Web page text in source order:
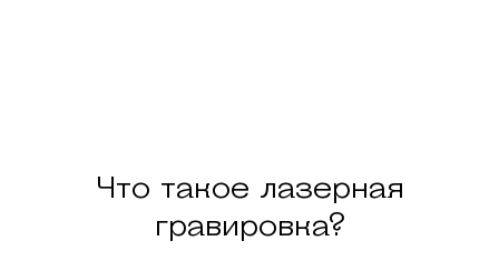
Что такое лазерная
гравировка?